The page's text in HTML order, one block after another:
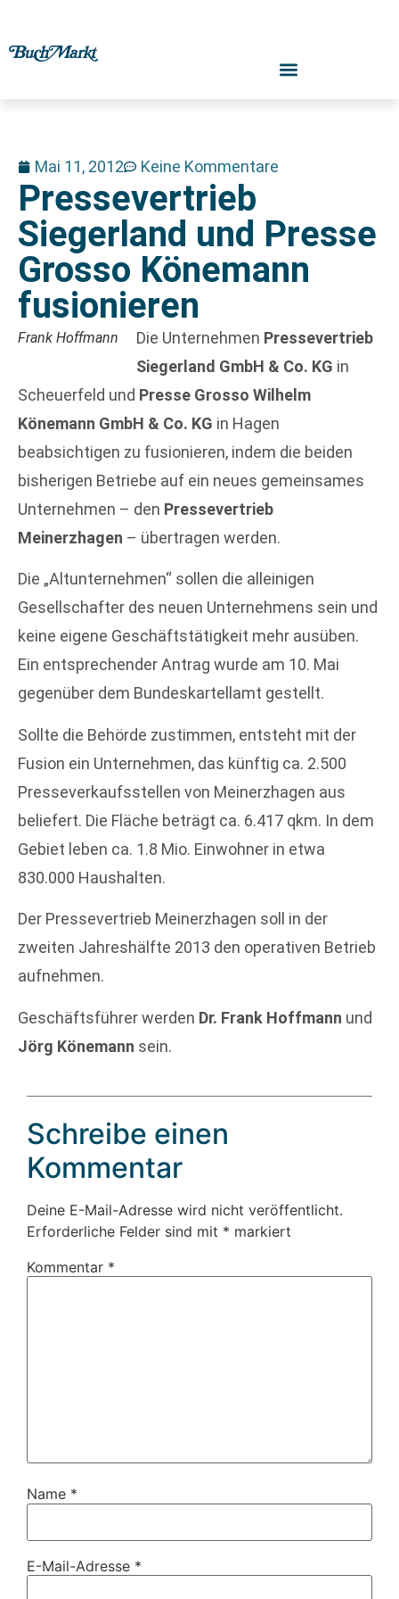
Mai 11, 2012 Keine Kommentare
Pressevertrieb
Siegerland und Presse
Grosso Könemann
fusionieren
Frank Hoffmann Die Unternehmen Pressevertrieb
Siegerland GmbH & Co. KG in
Scheuerfeld und Presse Grosso Wilhelm
Könemann GmbH & Co. KG in Hagen
beabsichtigen zu fusionieren, indem die beiden
bisherigen Betriebe auf ein neues gemeinsames
Unternehmen – den Pressevertrieb
Meinerzhagen – übertragen werden.
Die „Altunternehmen“ sollen die alleinigen
Gesellschafter des neuen Unternehmens sein und
keine eigene Geschäftstätigkeit mehr ausüben.
Ein entsprechender Antrag wurde am 10. Mai
gegenüber dem Bundeskartellamt gestellt.
Sollte die Behörde zustimmen, entsteht mit der
Fusion ein Unternehmen, das künftig ca. 2.500
Presseverkaufsstellen von Meinerzhagen aus
beliefert. Die Fläche beträgt ca. 6.417 qkm. In dem
Gebiet leben ca. 1.8 Mio. Einwohner in etwa
830.000 Haushalten.
Der Pressevertrieb Meinerzhagen soll in der
zweiten Jahreshälfte 2013 den operativen Betrieb
aufnehmen.
Geschäftsführer werden Dr. Frank Hoffmann und
Jörg Könemann sein.
Schreibe einen
Kommentar
Deine E-Mail-Adresse wird nicht veröffentlicht.
Erforderliche Felder sind mit * markiert
Kommentar *
Name *
E-Mail-Adresse *